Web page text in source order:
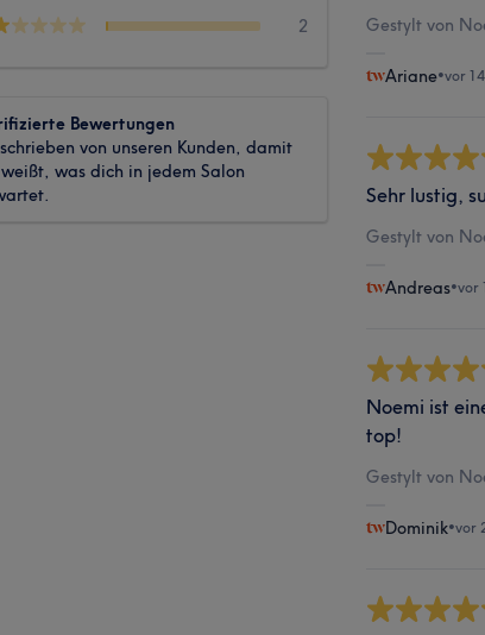
2
Bewertungen
von unseren Kunden, damit
was dich in jedem Salon
Gestylt von
Ariane•vor
Sehr lustig,
Gestylt von
Andreas•vor
Noemi ist
top!
Gestylt von
Dominik•vor